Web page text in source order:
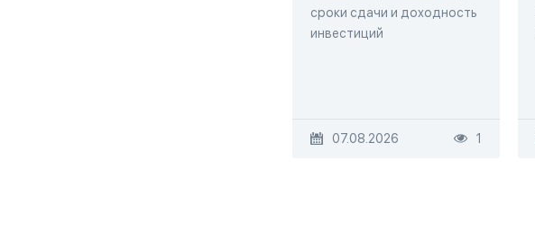
сроки сдачи и доходность
инвестиций
07.08.2026 1